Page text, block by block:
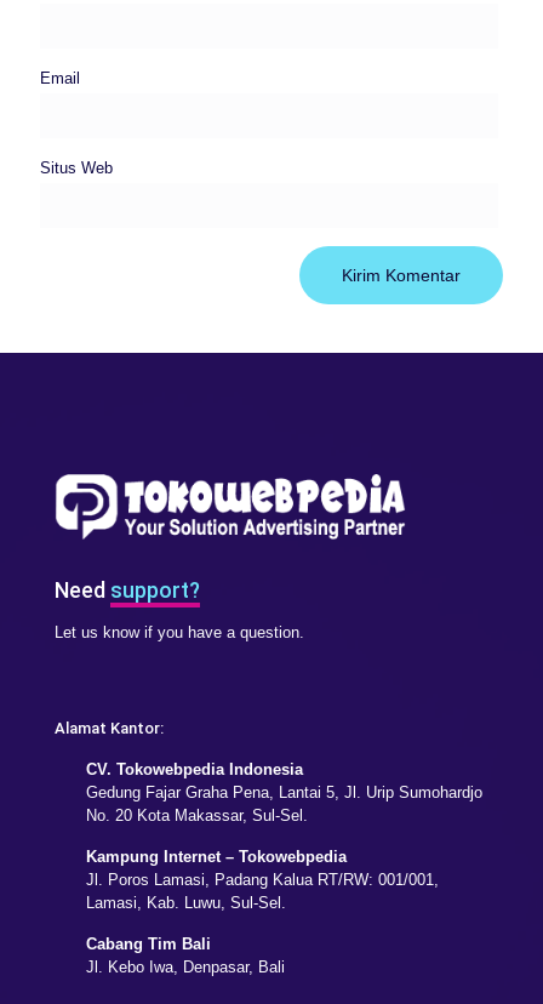
Email
Situs Web
Need support?
Let us know if you have a question.
Alamat Kantor:
CV. Tokowebpedia Indonesia
Gedung Fajar Graha Pena, Lantai 5, Jl. Urip Sumohardjo
No. 20 Kota Makassar, Sul-Sel.
Kampung Internet – Tokowebpedia
Jl. Poros Lamasi, Padang Kalua RT/RW: 001/001,
Lamasi, Kab. Luwu, Sul-Sel.
Cabang Tim Bali
Jl. Kebo Iwa, Denpasar, Bali